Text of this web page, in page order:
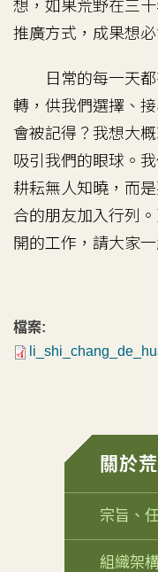
推廣方式，成果想
日常的每一天都
轉，供我們選擇、
會被記得？我想大
吸引我們的眼球。
耕耘無人知曉，而
合的朋友加入行列
開的工作，請大家
檔案:
關於
宗旨、
組織架